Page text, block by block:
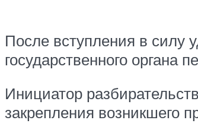
После вступления в силу
государственного органа
Инициатор
закрепления возникшего